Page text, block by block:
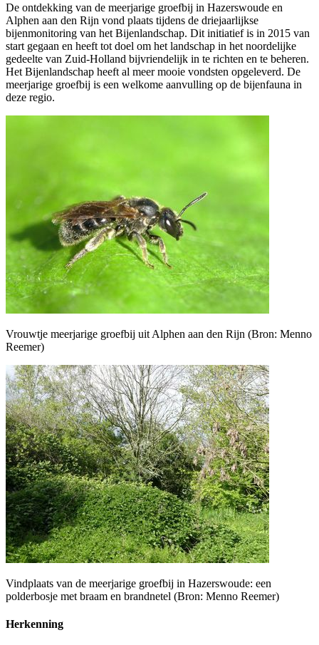
De ontdekking van de meerjarige groefbij in Hazerswoude en
Alphen aan den Rijn vond plaats tijdens de driejaarlijkse
bijenmonitoring van het Bijenlandschap. Dit initiatief is in 2015 van
start gegaan en heeft tot doel om het landschap in het noordelijke
gedeelte van Zuid-Holland bijvriendelijk in te richten en te beheren.
Het Bijenlandschap heeft al meer mooie vondsten opgeleverd. De
meerjarige groefbij is een welkome aanvulling op de bijenfauna in
deze regio.
Vrouwtje meerjarige groefbij uit Alphen aan den Rijn (Bron: Menno
Reemer)
Vindplaats van de meerjarige groefbij in Hazerswoude: een
polderbosje met braam en brandnetel (Bron: Menno Reemer)
Herkenning